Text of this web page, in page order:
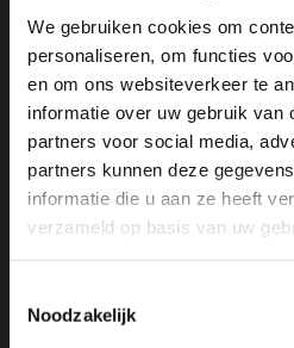
We gebruiken cookies om
personaliseren, om functies
en om ons websiteverkeer te
informatie over uw gebruik van
partners voor social media,
partners kunnen deze
informatie die u aan ze heeft
verzameld op basis van uw
Noodzakelijk
Webshop
1433
+31 6 42
+31 6 42